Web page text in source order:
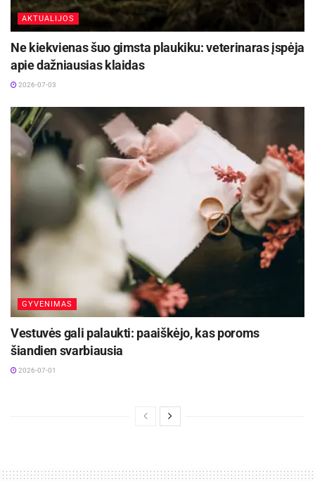
AKTUALIJOS
Ne kiekvienas šuo gimsta plaukiku: veterinaras įspėja
apie dažniausias klaidas
2026-07-03
GYVENIMAS
Vestuvės gali palaukti: paaiškėjo, kas poroms
šiandien svarbiausia
2026-07-01